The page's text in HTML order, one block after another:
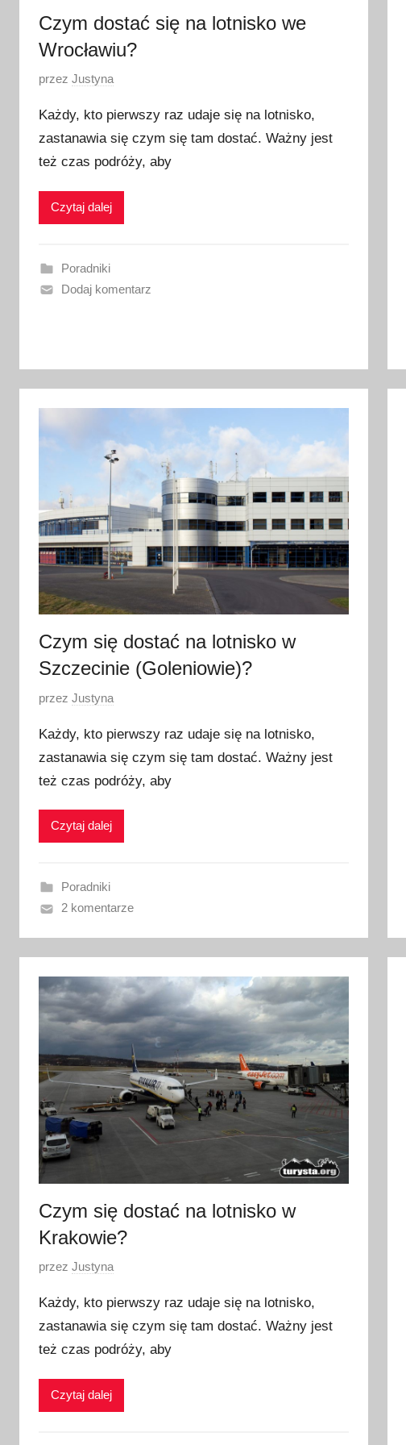
Czym dostać się na lotnisko we
Wrocławiu?
O
u
b
l
o
a
n
l
u
2
0
2
2
przez Justyna
Każdy, kto pierwszy raz udaje się na lotnisko,
zastanawia się czym się tam dostać. Ważny jest
też czas podróży, aby
Czytaj dalej
Poradniki
Dodaj komentarz
Czym się dostać na lotnisko w
Szczecinie (Goleniowie)?
O
u
b
l
o
a
n
w
r
z
e
ś
i
a
2
2
1
przez Justyna
Każdy, kto pierwszy raz udaje się na lotnisko,
zastanawia się czym się tam dostać. Ważny jest
też czas podróży, aby
Czytaj dalej
Poradniki
2 komentarze
Czym się dostać na lotnisko w
Krakowie?
O
u
b
l
o
przez Justyna
Każdy, kto pierwszy raz udaje się na lotnisko,
zastanawia się czym się tam dostać. Ważny jest
też czas podróży, aby
Czytaj dalej